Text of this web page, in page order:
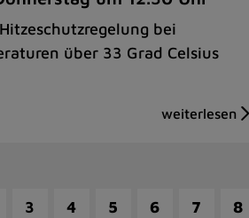
bei
über 33 Grad Celsius
3 4 5 6 7 8